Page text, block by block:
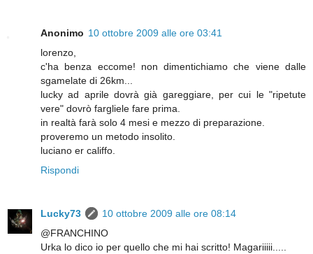
Anonimo 10 ottobre 2009 alle ore 03:41
lorenzo,
c'ha benza eccome! non dimentichiamo che viene dalle
sgamelate di 26km...
lucky ad aprile dovrà già gareggiare, per cui le "ripetute
vere" dovrò fargliele fare prima.
in realtà farà solo 4 mesi e mezzo di preparazione.
proveremo un metodo insolito.
luciano er califfo.
Rispondi
Lucky73
10 ottobre 2009 alle ore 08:14
@FRANCHINO
Urka lo dico io per quello che mi hai scritto! Magariiiii.....